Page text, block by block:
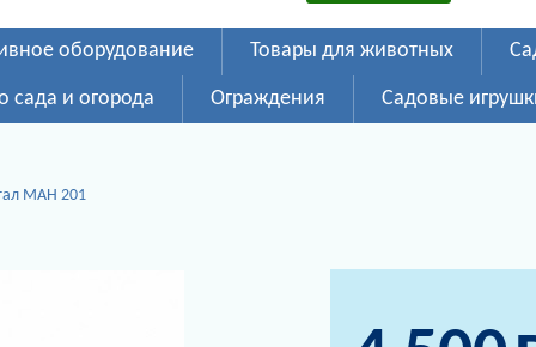
оборудование Товары для животных
сада и огорода Ограждения Садовые
МАН 201